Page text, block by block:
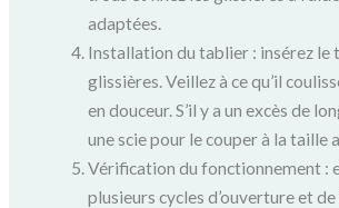
adaptées.
Installation du tablier : insérez le
glissières. Veillez à ce qu’il
en douceur. S’il y a un excès de
une scie pour le couper à la taille
Vérification du fonctionnement :
plusieurs cycles d’ouverture et